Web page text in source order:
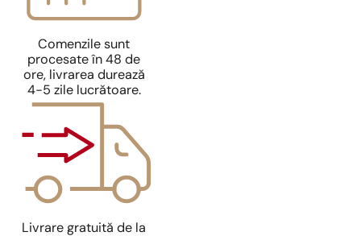
Comenzile sunt
procesate în 48 de
ore, livrarea durează
4-5 zile lucrătoare.
Livrare gratuită de la